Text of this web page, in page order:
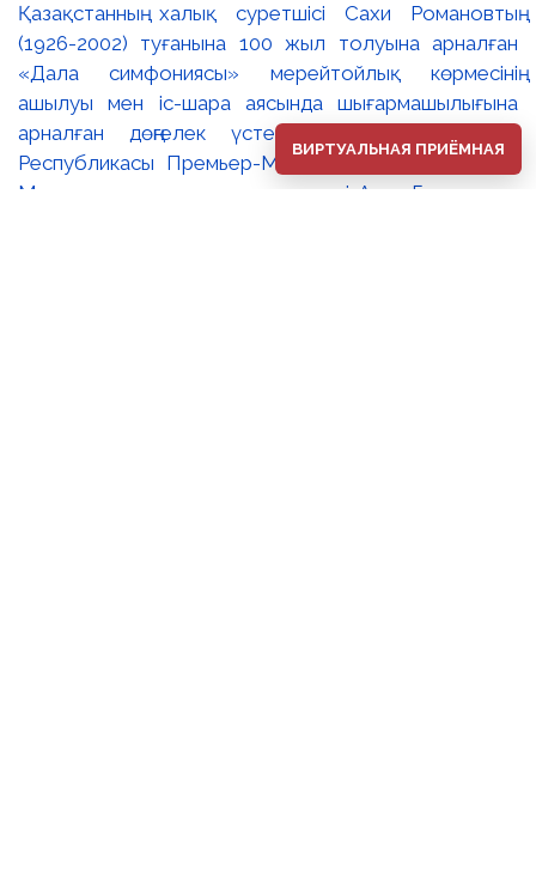
Қазақстанның халық суретшісі Сахи Романовтың
(1926-2002) туғанына 100 жыл толуына арналған
«Дала симфониясы» мерейтойлық көрмесінің
ашылуы мен іс-шара аясында шығармашылығына
арналған дөңгелек үстел өтті. 🔹Қазақстан
Республикасы Премьер-Министрінің орынбасары –
Мәдениет және ақпарат министрі Аида Ғалымқызы
ВИРТУАЛЬНАЯ ПРИЁМНАЯ